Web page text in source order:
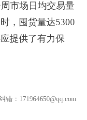
市场日均交易量
，囤货量达5300
提供了有力保
错：171964650@qq.com